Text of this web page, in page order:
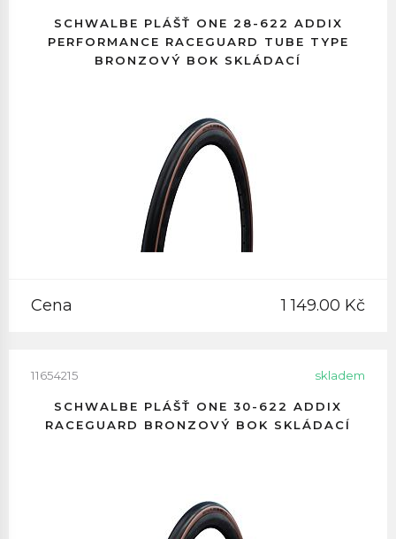
SCHWALBE PLÁŠŤ ONE 28-622 ADDIX
PERFORMANCE RACEGUARD TUBE TYPE
BRONZOVÝ BOK SKLÁDACÍ
Cena 1 149.00 Kč
11654215 skladem
SCHWALBE PLÁŠŤ ONE 30-622 ADDIX
RACEGUARD BRONZOVÝ BOK SKLÁDACÍ